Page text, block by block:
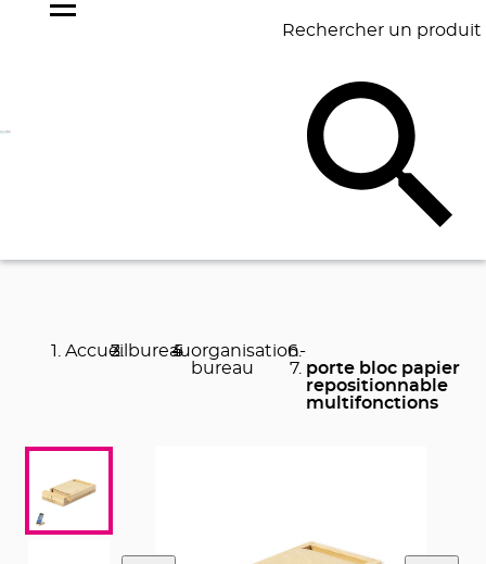
Rechercher un produit
BAGAGERIE BUREAU
Accueil bureauorganisation-
bureau
porte bloc papier
repositionnable
multifonctions